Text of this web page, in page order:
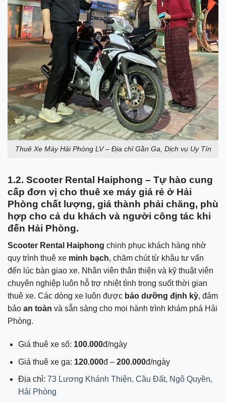
Thuê Xe Máy Hải Phòng LV – Địa chỉ Gần Ga, Dịch vụ Uy Tín
1.2. Scooter Rental Haiphong – Tự hào cung
cấp đơn vị cho thuê xe máy giá rẻ ở Hải
Phòng chất lượng, giá thành phải chăng, phù
hợp cho cả du khách và người công tác khi
đến Hải Phòng.
Scooter Rental Haiphong chinh phục khách hàng nhờ
quy trình thuê xe minh bạch, chăm chút từ khâu tư vấn
đến lúc bàn giao xe. Nhân viên thân thiện và kỹ thuật viên
chuyên nghiệp luôn hỗ trợ nhiệt tình trong suốt thời gian
thuê xe. Các dòng xe luôn được bảo dưỡng định kỳ, đảm
bảo an toàn và sẵn sàng cho mọi hành trình khám phá Hải
Phòng.
Giá thuê xe số: 100.000đ/ngày
Giá thuê xe ga: 120.000đ – 200.000đ/ngày
Địa chỉ: 73 Lương Khánh Thiện, Cầu Đất, Ngô Quyền,
Hải Phòng